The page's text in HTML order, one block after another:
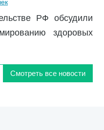
РФ обсудили
здоровых
Смотреть все новости